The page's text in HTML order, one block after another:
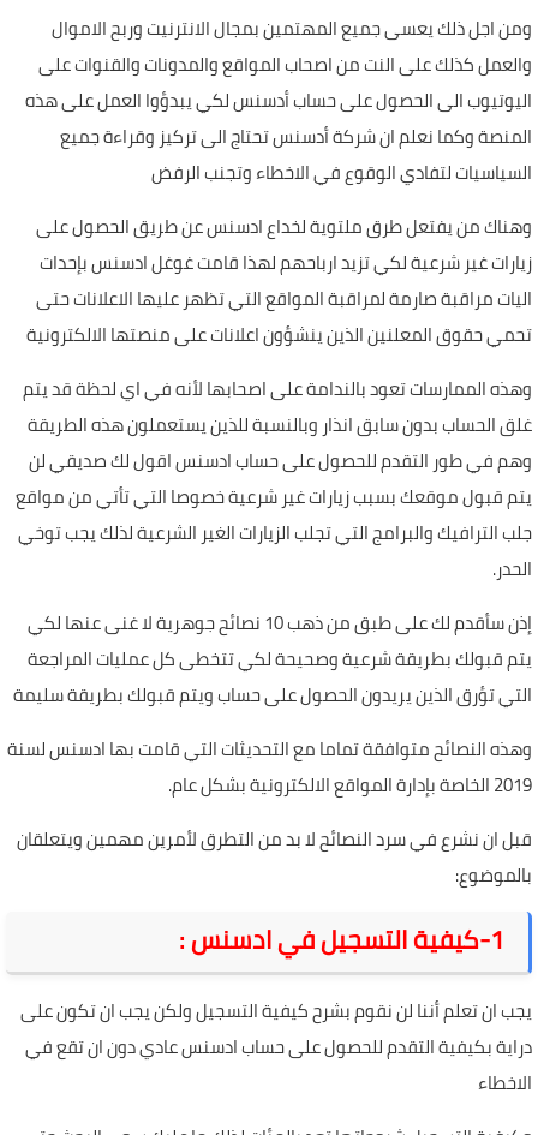
ومن اجل ذلك يعسى جميع المهتمين بمجال الانترنيت وربح الاموال
والعمل كذلك على النت من اصحاب المواقع والمدونات والقنوات على
اليوتيوب الى الحصول على حساب أدسنس لكي يبدؤوا العمل على هذه
المنصة وكما نعلم ان شركة أدسنس تحتاج الى تركيز وقراءة جميع
السياسيات لتفادي الوقوع في الاخطاء وتجنب الرفض
وهناك من يفتعل طرق ملتوية لخداع ادسنس عن طريق الحصول على
زيارات غير شرعية لكي تزيد ارباحهم لهذا قامت غوغل ادسنس بإحدات
اليات مراقبة صارمة لمراقبة المواقع التي تظهر عليها الاعلانات حتى
تحمي حقوق المعلنين الذين ينشؤون اعلانات على منصتها الالكترونية
وهذه الممارسات تعود بالندامة على اصحابها لأنه في اي لحظة قد يتم
غلق الحساب بدون سابق انذار وبالنسبة للذين يستعملون هذه الطريقة
وهم في طور التقدم للحصول على حساب ادسنس اقول لك صديقي لن
يتم قبول موقعك بسبب زيارات غير شرعية خصوصا التي تأتي من مواقع
جلب الترافيك والبرامج التي تجلب الزيارات الغير الشرعية لذلك يجب توخي
الحدر.
إذن سأقدم لك على طبق من ذهب 10 نصائح جوهرية لا غنى عنها لكي
يتم قبولك بطريقة شرعية وصحيحة لكي تتخطى كل عمليات المراجعة
التي تؤرق الذين يريدون الحصول على حساب ويتم قبولك بطريقة سليمة
وهذه النصائح متوافقة تماما مع التحديثات التي قامت بها ادسنس لسنة
2019 الخاصة بإدارة المواقع الالكترونية بشكل عام.
قبل ان نشرع في سرد النصائح لا بد من التطرق لأمرين مهمين ويتعلقان
بالموضوع:
1-كيفية التسجيل في ادسنس :
يجب ان تعلم أننا لن نقوم بشرح كيفية التسجيل ولكن يجب ان تكون على
دراية بكيفية التقدم للحصول على حساب ادسنس عادي دون ان تقع في
الاخطاء